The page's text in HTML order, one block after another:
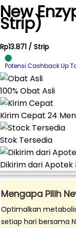
New
Strip)
Rp13.871 / Strip
Potensi Cashback Up
100% Obat Asli
Kirim Cepat 24
Stok Tersedia
Dikirim dari Apotek
Mengapa Pilih
Optimalkan
setiap hari bersama